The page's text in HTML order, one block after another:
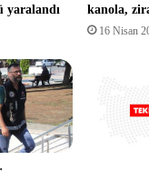
yaralandı
kanola,
16 Nisan